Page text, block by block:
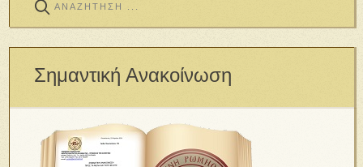
Σημαντική Ανακοίνωση